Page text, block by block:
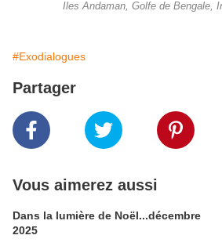
Iles Andaman, Golfe de Bengale,
#Exodialogues
Partager
Vous aimerez aussi
Dans la lumière de Noël...décembre
2025